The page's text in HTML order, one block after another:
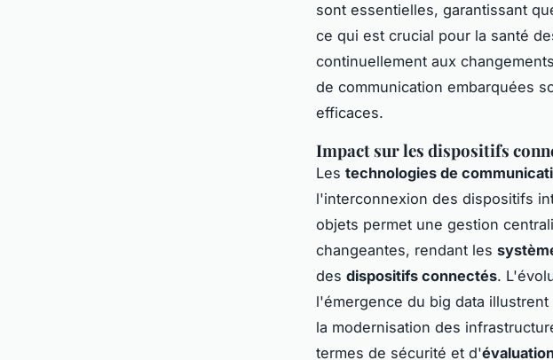
sont essentielles, garantissant
ce qui est crucial pour la santé
continuellement aux
de communication embarquées
efficaces.
Impact sur les dispositifs
Les technologies de
l'interconnexion des dispositifs
objets permet une gestion
changeantes, rendant les
des dispositifs connectés.
l'émergence du big data
la modernisation des
termes de sécurité et d'